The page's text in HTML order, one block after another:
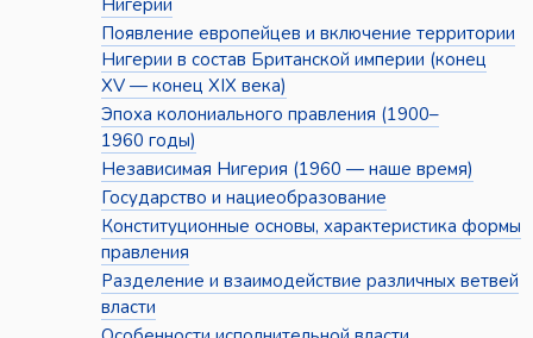
Нигерии
Появление европейцев и включение территории
Нигерии в состав Британской империи (конец
XV — конец XIX века)
Эпоха колониального правления (1900–
1960 годы)
Независимая Нигерия (1960 — наше время)
Государство и нациеобразование
Конституционные основы, характеристика формы
правления
Разделение и взаимодействие различных ветвей
власти